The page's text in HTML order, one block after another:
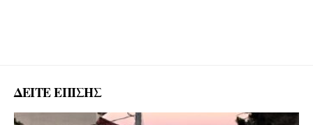
ΔΕΙΤΕ ΕΠΙΣΗΣ